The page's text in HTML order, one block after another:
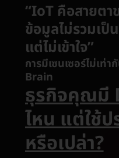
“IoT คือสายตา
ข้อมูลไม่รวมเป็
แต่ไม่เข้าใจ”
การมีเซนเซอร์ไม่เท่
Brain
ธุรกิจคุณมี
ไหน แต่ใช้ป
หรือเปล่า?